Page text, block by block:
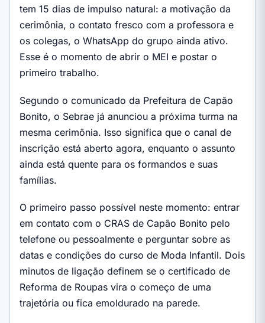
tem 15 dias de impulso natural: a motivação da
cerimônia, o contato fresco com a professora e
os colegas, o WhatsApp do grupo ainda ativo.
Esse é o momento de abrir o MEI e postar o
primeiro trabalho.
Segundo o comunicado da Prefeitura de Capão
Bonito, o Sebrae já anunciou a próxima turma na
mesma cerimônia. Isso significa que o canal de
inscrição está aberto agora, enquanto o assunto
ainda está quente para os formandos e suas
famílias.
O primeiro passo possível neste momento: entrar
em contato com o CRAS de Capão Bonito pelo
telefone ou pessoalmente e perguntar sobre as
datas e condições do curso de Moda Infantil. Dois
minutos de ligação definem se o certificado de
Reforma de Roupas vira o começo de uma
trajetória ou fica emoldurado na parede.